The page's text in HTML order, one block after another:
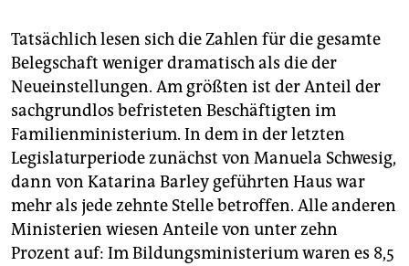
Tatsächlich lesen sich die Zahlen für die gesamte
Belegschaft weniger dramatisch als die der
Neueinstellungen. Am größten ist der Anteil der
sachgrundlos befristeten Beschäftigten im
Familienministerium. In dem in der letzten
Legislaturperiode zunächst von Manuela Schwesig,
dann von Katarina Barley geführten Haus war
mehr als jede zehnte Stelle betroffen. Alle anderen
Ministerien wiesen Anteile von unter zehn
Prozent auf: Im Bildungsministerium waren es 8,5